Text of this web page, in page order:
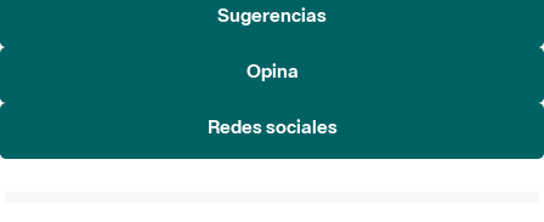
Sugerencias
Opina
Redes sociales